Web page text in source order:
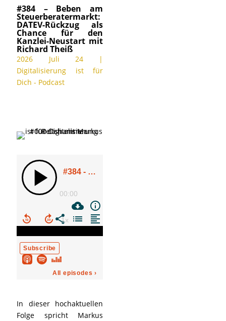
#384 – Beben am
Steuerberatermarkt:
DATEV-Rückzug als
Chance für den
Kanzlei-Neustart mit
Richard Theiß
2026 Juli 24|
Digitalisierung ist für
Dich - Podcast
In dieser hochaktuellen
Folge spricht Markus